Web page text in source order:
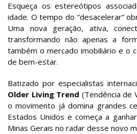
Esqueça os estereótipos
idade. O tempo do “desacelerar”
Uma nova geração, ativa,
transformando não apenas a
também o mercado imobiliário e o
de bem-estar.
Batizado por especialistas
Older Living Trend (Tendência de
o movimento já domina grandes
Estados Unidos e começa a
Minas Gerais no radar desse novo